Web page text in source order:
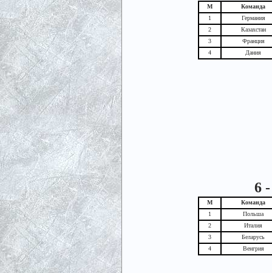
М
Команда
1
Германия
2
Казахстан
3
Франция
4
Дания
6
М
Команда
1
Польша
2
Италия
3
Беларусь
4
Венгрия